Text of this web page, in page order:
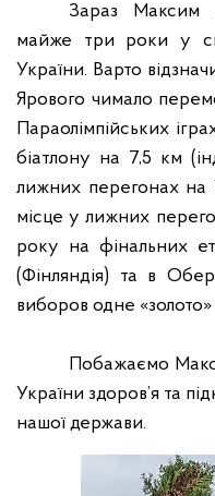
Зараз Максим
майже три роки у
України. Варто
Ярового чимало
Параолімпійських
біатлону на 7,5 км
лижних перегонах на
місце у лижних
року на фінальних
(Фінляндія) та в
виборов одне «золото»
Побажаємо
України здоров’я та
нашої держави.